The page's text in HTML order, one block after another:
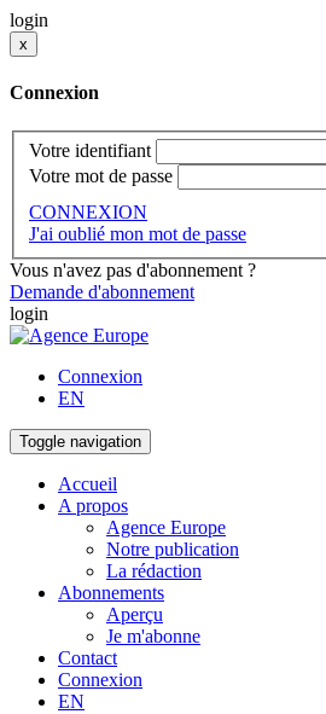
login
x
Connexion
Votre identifiant
Votre mot de passe
CONNEXION
J'ai oublié mon mot de passe
Vous n'avez pas d'abonnement ?
Demande d'abonnement
login
Connexion
EN
Toggle navigation
Accueil
A propos
Agence Europe
Notre publication
La rédaction
Abonnements
Aperçu
Je m'abonne
Contact
Connexion
EN